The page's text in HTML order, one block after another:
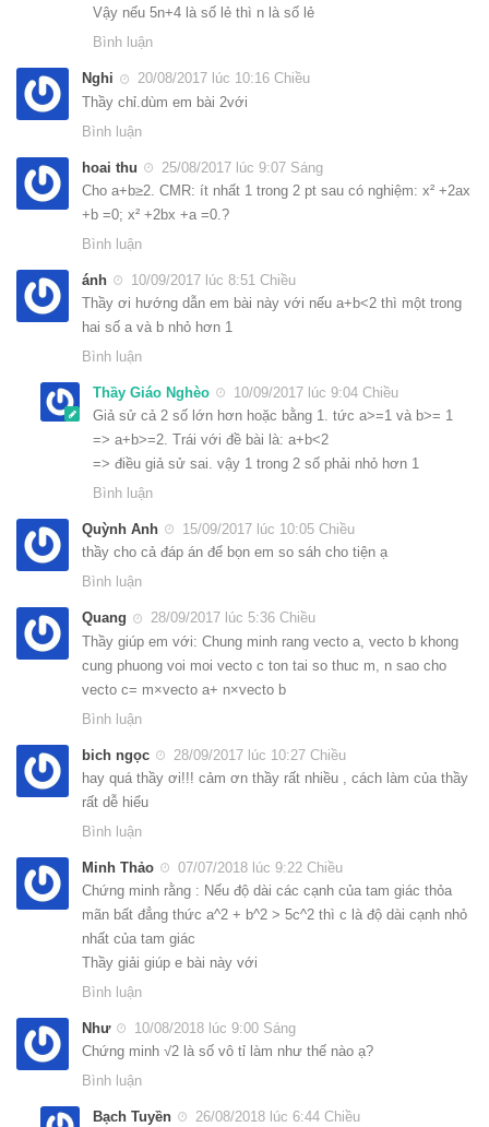
Vậy nếu 5n+4 là số lẻ thì n là số lẻ
Bình luận
Nghi
20/08/2017 lúc 10:16 Chiều
Thầy chỉ.dùm em bài 2với
Bình luận
hoai thu
25/08/2017 lúc 9:07 Sáng
Cho a+b≥2. CMR: ít nhất 1 trong 2 pt sau có nghiệm: x² +2ax
+b =0; x² +2bx +a =0.?
Bình luận
ánh
10/09/2017 lúc 8:51 Chiều
Thầy ơi hướng dẫn em bài này với nếu a+b<2 thì một trong
hai số a và b nhỏ hơn 1
Bình luận
Thầy Giáo Nghèo
10/09/2017 lúc 9:04 Chiều
Giả sử cả 2 số lớn hơn hoặc bằng 1. tức a>=1 và b>= 1
=> a+b>=2. Trái với đề bài là: a+b<2
=> điều giả sử sai. vậy 1 trong 2 số phải nhỏ hơn 1
Bình luận
Quỳnh Anh
15/09/2017 lúc 10:05 Chiều
thầy cho cả đáp án để bọn em so sáh cho tiện ạ
Bình luận
Quang
28/09/2017 lúc 5:36 Chiều
Thầy giúp em với: Chung minh rang vecto a, vecto b khong
cung phuong voi moi vecto c ton tai so thuc m, n sao cho
vecto c= m×vecto a+ n×vecto b
Bình luận
bich ngọc
28/09/2017 lúc 10:27 Chiều
hay quá thầy ơi!!! cảm ơn thầy rất nhiều , cách làm của thầy
rất dễ hiểu
Bình luận
Minh Thảo
07/07/2018 lúc 9:22 Chiều
Chứng minh rằng : Nếu độ dài các cạnh của tam giác thỏa
mãn bất đẳng thức a^2 + b^2 > 5c^2 thì c là độ dài cạnh nhỏ
nhất của tam giác
Thầy giải giúp e bài này với
Bình luận
Như
10/08/2018 lúc 9:00 Sáng
Chứng minh √2 là số vô tỉ làm như thế nào ạ?
Bình luận
Bạch Tuyền
26/08/2018 lúc 6:44 Chiều